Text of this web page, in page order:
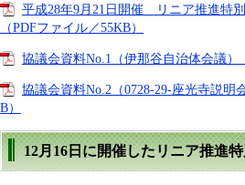
平成28年9月21日開催 リニア推進特
（PDFファイル／55KB）
協議会資料No.1（伊那谷自治体会議）
協議会資料No.2（0728-29-座光寺説明
B）
12月16日に開催したリニア推進